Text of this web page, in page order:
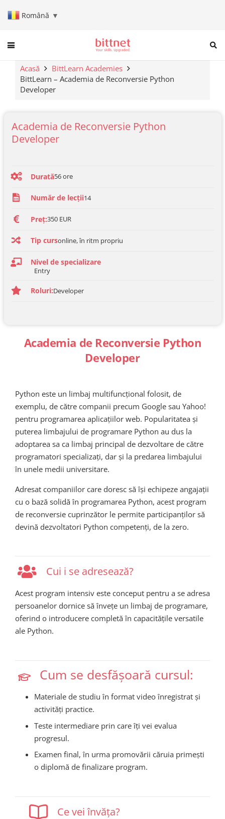
Română ▼
When autocomplete results
Acasă
BittLearn Academies
BittLearn – Academia de Reconversie Python
Developer
Academia de Reconversie Python
Developer
Python este un limbaj multifuncțional folosit, de
exemplu, de către companii precum Google sau Yahoo!
pentru programarea aplicațiilor web. Popularitatea și
puterea limbajului de programare Python au dus la
adoptarea sa ca limbaj principal de dezvoltare de către
programatori specializați, dar și la predarea limbajului
în unele medii universitare.
Adresat companiilor care doresc să își echipeze angajații
cu o bază solidă în programarea Python, acest program
de reconversie cuprinzător le permite participanților să
devină dezvoltatori Python competenți, de la zero.
Cui i se adresează?
Acest program intensiv este conceput pentru a se adresa
persoanelor dornice să învețe un limbaj de programare,
oferind o introducere completă în capacitățile versatile
ale Python.
Cum se desfășoară cursul:
Materiale de studiu în format video înregistrat și
activități practice.
Teste intermediare prin care îți vei evalua
progresul.
Examen final, în urma promovării căruia primești
o diplomă de finalizare program.
Ce vei învăța?
Academia de Reconversie Python
Developer
Durată56ore
Număr de lecții14
Preț:350 EUR
Tip cursonline, în ritm propriu
Nivel de specializare
Entry
Roluri:Developer